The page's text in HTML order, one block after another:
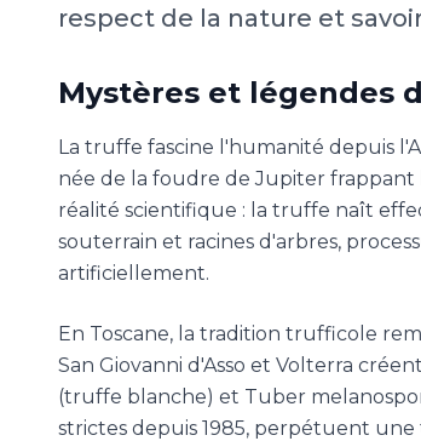
respect de la nature et
Mystères et légendes
La truffe fascine l'humanité depuis
née de la foudre de Jupiter frappant
réalité scientifique : la truffe naît
souterrain et racines d'arbres,
artificiellement.
En Toscane, la tradition trufficole
San Giovanni d'Asso et Volterra
(truffe blanche) et Tuber
strictes depuis 1985, perpétuent